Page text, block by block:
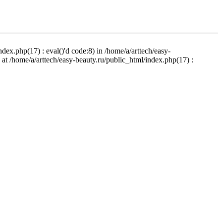
: eval()'d code:8) in /home/a/arttech/easy-
/home/a/arttech/easy-beauty.ru/public_html/index.php(17) :